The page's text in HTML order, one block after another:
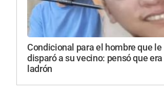
Condicional para el hombre que le
disparó a su vecino: pensó que era
ladrón